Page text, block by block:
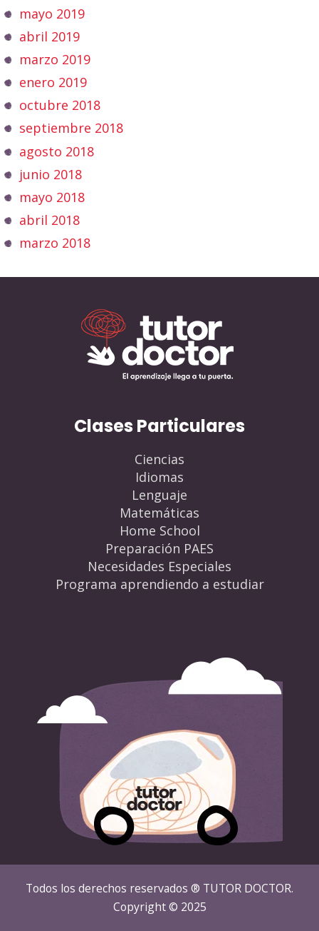
mayo 2019
abril 2019
marzo 2019
enero 2019
octubre 2018
septiembre 2018
agosto 2018
junio 2018
mayo 2018
abril 2018
marzo 2018
Clases Particulares
Ciencias
Idiomas
Lenguaje
Matemáticas
Home School
Preparación PAES
Necesidades Especiales
Programa aprendiendo a estudiar
Todos los derechos reservados ® TUTOR DOCTOR.
Copyright © 2025